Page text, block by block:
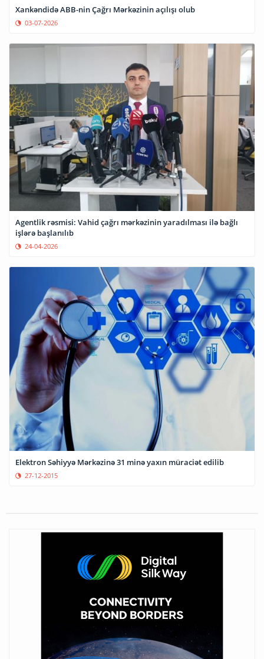
Xankəndidə ABB-nin Çağrı Mərkəzinin açılışı olub
03-07-2026
Agentlik rəsmisi: Vahid çağrı mərkəzinin yaradılması ilə bağlı
işlərə başlanılıb
24-04-2026
Elektron Səhiyyə Mərkəzinə 31 minə yaxın müraciət edilib
27-12-2015